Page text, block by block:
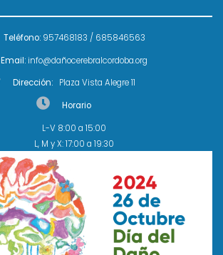
Teléfono: 957468183 / 685846563
Email: info@dañocerebralcordoba.org
Dirección:Plaza Vista Alegre 11
Horario
L-V 8:00 a 15:00
L, M y X: 17:00 a 19:30